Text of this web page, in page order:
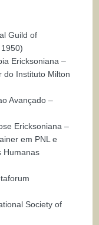
Guild of
Ericksoniana –
do Instituto Milton
Avançado –
Ericksoniana –
em PNL e
Humanas
Society of